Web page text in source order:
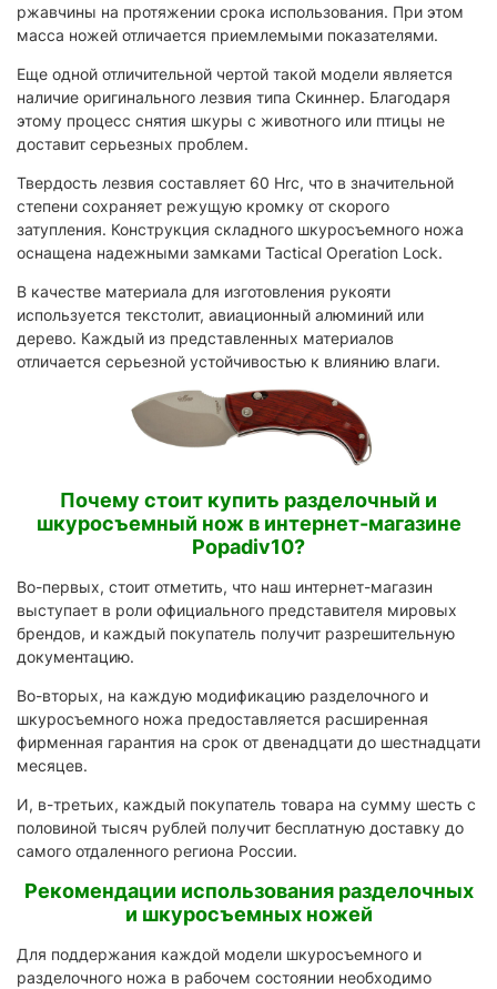
ржавчины на протяжении срока использования. При этом
масса ножей отличается приемлемыми показателями.
Еще одной отличительной чертой такой модели является
наличие оригинального лезвия типа Скиннер. Благодаря
этому процесс снятия шкуры с животного или птицы не
доставит серьезных проблем.
Твердость лезвия составляет 60 Hrc, что в значительной
степени сохраняет режущую кромку от скорого
затупления. Конструкция складного шкуросъемного ножа
оснащена надежными замками Tactical Operation Lock.
В качестве материала для изготовления рукояти
используется текстолит, авиационный алюминий или
дерево. Каждый из представленных материалов
отличается серьезной устойчивостью к влиянию влаги.
Почему стоит купить разделочный и
шкуросъемный нож в интернет-магазине
Popadiv10?
Во-первых, стоит отметить, что наш интернет-магазин
выступает в роли официального представителя мировых
брендов, и каждый покупатель получит разрешительную
документацию.
Во-вторых, на каждую модификацию разделочного и
шкуросъемного ножа предоставляется расширенная
фирменная гарантия на срок от двенадцати до шестнадцати
месяцев.
И, в-третьих, каждый покупатель товара на сумму шесть с
половиной тысяч рублей получит бесплатную доставку до
самого отдаленного региона России.
Рекомендации использования разделочных
и шкуросъемных ножей
Для поддержания каждой модели шкуросъемного и
разделочного ножа в рабочем состоянии необходимо